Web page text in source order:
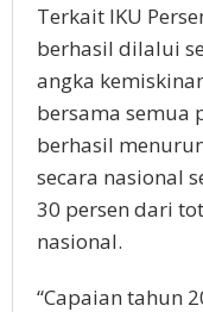
Terkait IKU
berhasil dilalui
angka
bersama semua
berhasil
secara nasional
30 persen dari
nasional.
“Capaian tahun